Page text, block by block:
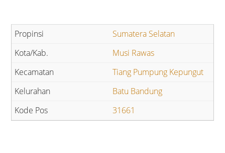
Sumatera Selatan
Musi Rawas
Tiang Pumpung Kepungut
Batu Bandung
31661